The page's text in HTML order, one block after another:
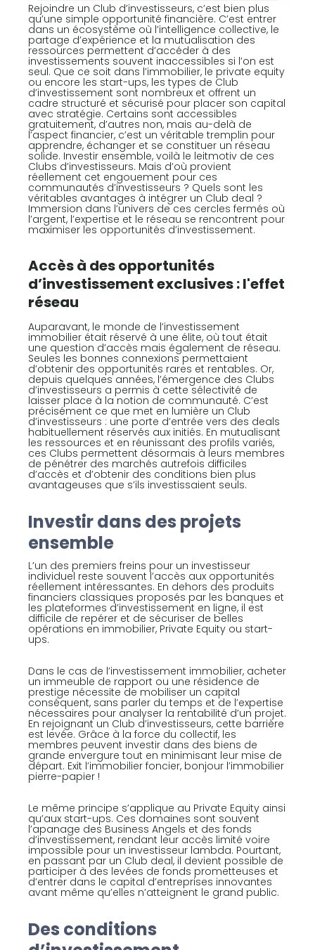
Rejoindre un Club d’investisseurs, c’est bien plus
qu’une simple opportunité financière. C’est entrer
dans un écosystème où l’intelligence collective, le
partage d’expérience et la mutualisation des
ressources permettent d’accéder à des
investissements souvent inaccessibles si l’on est
seul. Que ce soit dans l’immobilier, le private equity
ou encore les start-ups, les types de Club
d’investissement sont nombreux et offrent un
cadre structuré et sécurisé pour placer son capital
avec stratégie. Certains sont accessibles
gratuitement, d’autres non, mais au-delà de
l’aspect financier, c’est un véritable tremplin pour
apprendre, échanger et se constituer un réseau
solide. Investir ensemble, voilà le leitmotiv de ces
Clubs d’investisseurs. Mais d’où provient
réellement cet engouement pour ces
communautés d’investisseurs ? Quels sont les
véritables avantages à intégrer un Club deal ?
Immersion dans l’univers de ces cercles fermés où
l’argent, l’expertise et le réseau se rencontrent pour
maximiser les opportunités d’investissement.
Accès à des opportunités
d’investissement exclusives : l'effet
réseau
Auparavant, le monde de l’investissement
immobilier était réservé à une élite, où tout était
une question d’accès mais également de réseau.
Seules les bonnes connexions permettaient
d’obtenir des opportunités rares et rentables. Or,
depuis quelques années, l’émergence des Clubs
d’investisseurs a permis à cette sélectivité de
laisser place à la notion de communauté. C’est
précisément ce que met en lumière un Club
d’investisseurs : une porte d’entrée vers des deals
habituellement réservés aux initiés. En mutualisant
les ressources et en réunissant des profils variés,
ces Clubs permettent désormais à leurs membres
de pénétrer des marchés autrefois difficiles
d’accès et d’obtenir des conditions bien plus
avantageuses que s’ils investissaient seuls.
Investir dans des projets
ensemble
L’un des premiers freins pour un investisseur
individuel reste souvent l’accès aux opportunités
réellement intéressantes. En dehors des produits
financiers classiques proposés par les banques et
les plateformes d’investissement en ligne, il est
difficile de repérer et de sécuriser de belles
opérations en immobilier, Private Equity ou start-
ups.
Dans le cas de l’investissement immobilier, acheter
un immeuble de rapport ou une résidence de
prestige nécessite de mobiliser un capital
conséquent, sans parler du temps et de l’expertise
nécessaires pour analyser la rentabilité d’un projet.
En rejoignant un Club d’investisseurs, cette barrière
est levée. Grâce à la force du collectif, les
membres peuvent investir dans des biens de
grande envergure tout en minimisant leur mise de
départ. Exit l’immobilier foncier, bonjour l’immobilier
pierre-papier !
Le même principe s’applique au Private Equity ainsi
qu’aux start-ups. Ces domaines sont souvent
l’apanage des Business Angels et des fonds
d’investissement, rendant leur accès limité voire
impossible pour un investisseur lambda. Pourtant,
en passant par un Club deal, il devient possible de
participer à des levées de fonds prometteuses et
d’entrer dans le capital d’entreprises innovantes
avant même qu’elles n’atteignent le grand public.
Des conditions